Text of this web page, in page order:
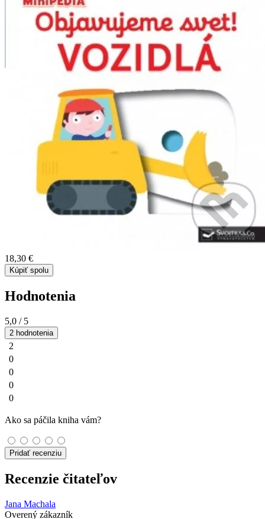
18,30 €
Kúpiť spolu
Hodnotenia
5,0 / 5
2 hodnotenia
2
0
0
0
0
Ako sa páčila kniha vám?
Pridať recenziu
Recenzie čitateľov
Jana Machala
Overený zákazník